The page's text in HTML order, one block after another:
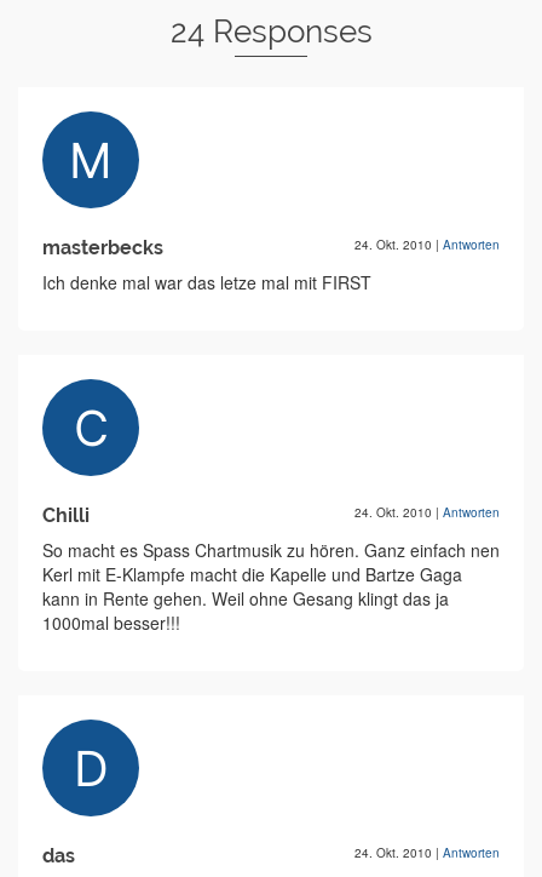
24 Responses
masterbecks 24. Okt. 2010 | Antworten
Ich denke mal war das letze mal mit FIRST
Chilli 24. Okt. 2010 | Antworten
So macht es Spass Chartmusik zu hören. Ganz einfach nen
Kerl mit E-Klampfe macht die Kapelle und Bartze Gaga
kann in Rente gehen. Weil ohne Gesang klingt das ja
1000mal besser!!!
das 24. Okt. 2010 | Antworten